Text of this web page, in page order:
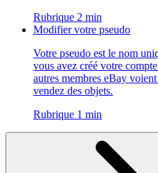
Rubrique 2 min
Modifier votre pseudo
Votre pseudo est le nom
vous avez créé votre
autres membres eBay
vendez des objets.
Rubrique 1 min